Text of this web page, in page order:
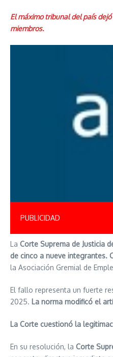
El máximo tribunal del país
miembros.
PUBLICIDAD
La Corte Suprema de Justicia
de cinco a nueve integrantes.
la Asociación Gremial de
El fallo representa un fuerte
2025. La norma modificó el
La Corte cuestionó la
En su resolución, la Corte